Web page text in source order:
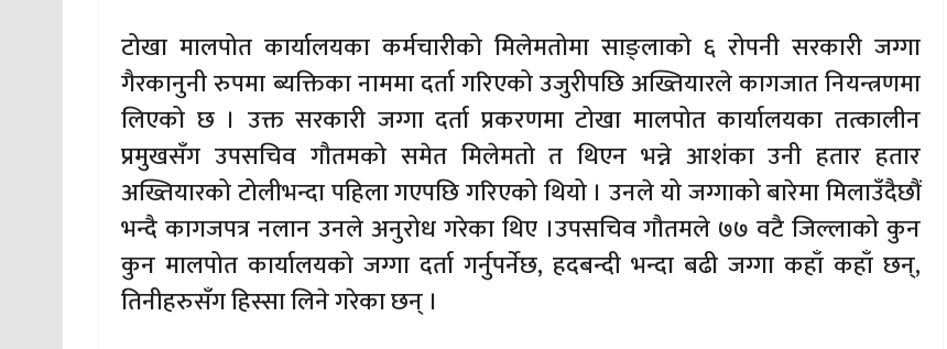
टोखा मालपोत कार्यालयका कर्मचारीको मिलेमतोमा साङ्लाको ६ रोपनी सरकारी जग्गा
गैरकानुनी रुपमा ब्यक्तिका नाममा दर्ता गरिएको उजुरीपछि अख्तियारले कागजात नियन्त्रणमा
लिएको छ । उक्त सरकारी जग्गा दर्ता प्रकरणमा टोखा मालपोत कार्यालयका तत्कालीन
प्रमुखसँग उपसचिव गौतमको समेत मिलेमतो त थिएन भन्ने आशंका उनी हतार हतार
अख्तियारको टोलीभन्दा पहिला गएपछि गरिएको थियो । उनले यो जग्गाको बारेमा मिलाउँदैछौं
भन्दै कागजपत्र नलान उनले अनुरोध गरेका थिए ।उपसचिव गौतमले ७७ वटै जिल्लाको कुन
कुन मालपोत कार्यालयको जग्गा दर्ता गर्नुपर्नेछ, हदबन्दी भन्दा बढी जग्गा कहाँ कहाँ छन्,
तिनीहरुसँग हिस्सा लिने गरेका छन् ।